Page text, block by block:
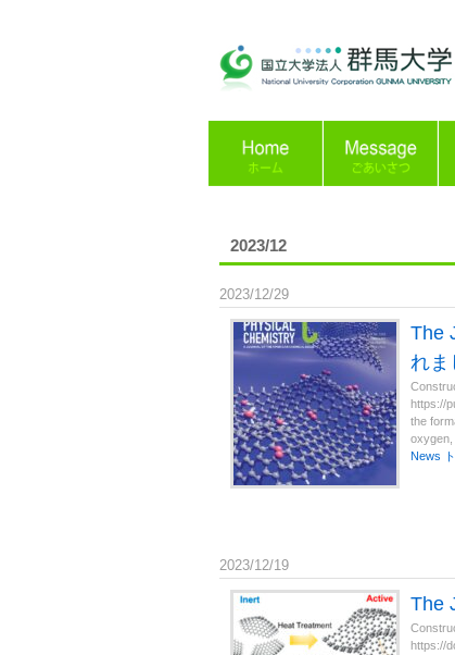
2023/12
2023/12/29
The
れま
https://
the
oxygen,
News
2023/12/19
The
https://